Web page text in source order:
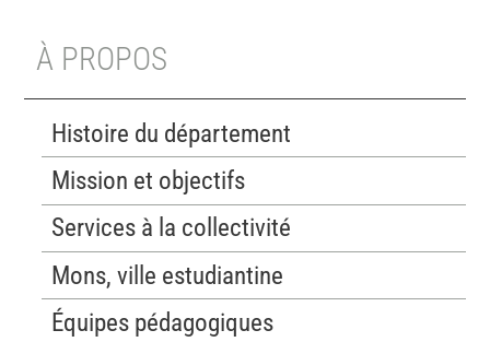
À PROPOS
Histoire du département
Mission et objectifs
Services à la collectivité
Mons, ville estudiantine
Équipes pédagogiques